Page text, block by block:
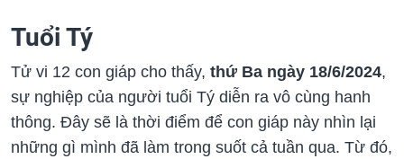
Tuổi Tý
Tử vi 12 con giáp cho thấy, thứ Ba ngày 18/6/2024,
sự nghiệp của người tuổi Tý diễn ra vô cùng hanh
thông. Đây sẽ là thời điểm để con giáp này nhìn lại
những gì mình đã làm trong suốt cả tuần qua. Từ đó,